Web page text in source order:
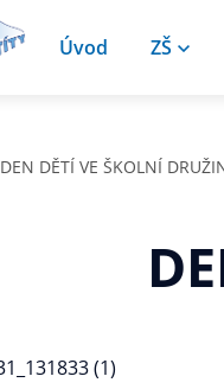
Úvod ZŠ
DEN DĚTÍ VE ŠKOLNÍ